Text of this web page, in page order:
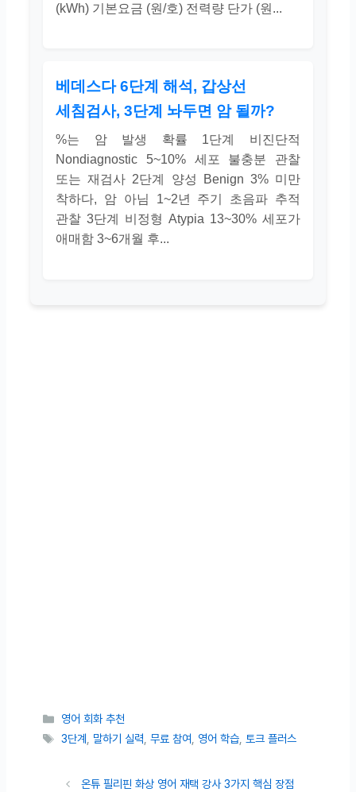
(kWh) 기본요금 (원/호) 전력량 단가 (원...
베데스다 6단계 해석, 갑상선
세침검사, 3단계 놔두면 암 될까?
%는 암 발생 확률 1단계 비진단적
Nondiagnostic 5~10% 세포 불충분 관찰
또는 재검사 2단계 양성 Benign 3% 미만
착하다, 암 아님 1~2년 주기 초음파 추적
관찰 3단계 비정형 Atypia 13~30% 세포가
애매함 3~6개월 후...
카테고리
영어 회화 추천
태그
3단계 말하기 실력 ,무료 참여 영어 학습 토크 플러스
온튜 필리핀 화상 영어 재택 강사 3가지 핵심 장점